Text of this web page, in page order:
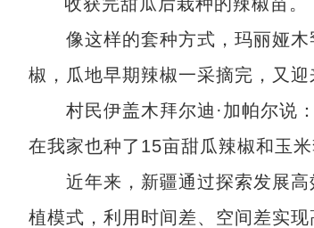
像这样的套种方式，玛丽娅木
椒，瓜地早期辣椒一采摘完，又
村民伊盖木拜尔迪·加帕尔说：
在我家也种了15亩甜瓜辣椒和玉
近年来，新疆通过探索发展高
植模式，利用时间差、空间差实